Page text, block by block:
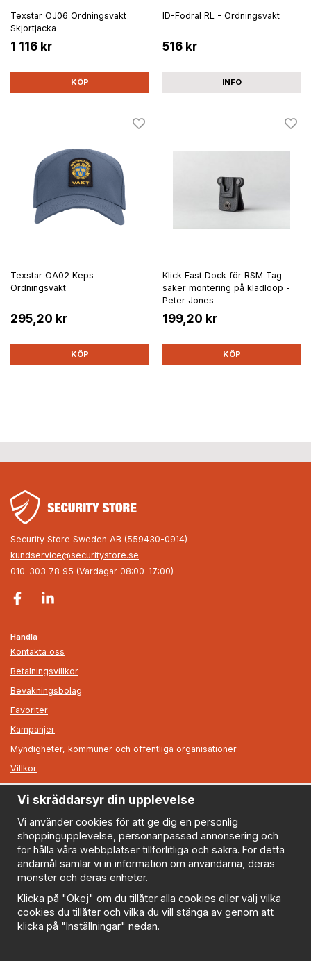
Texstar OJ06 Ordningsvakt
Skjortjacka
1 116 kr
KÖP
ID-Fodral RL - Ordningsvakt
516 kr
INFO
Texstar OA02 Keps
Ordningsvakt
295,20 kr
KÖP
Klick Fast Dock för RSM Tag –
säker montering på klädloop -
Peter Jones
199,20 kr
KÖP
Security Store Sweden AB (559430-0914)
kundservice@securitystore.se
010-303 78 95 (Vardagar 08:00-17:00)
Handla
Kontakta oss
Betalningsvillkor
Bevakningsbolag
Favoriter
Kampanjer
Myndigheter, kommuner och offentliga organisationer
Villkor
Information
Om oss
Nyheter
Nyhetsbrev
Logga in
Om cookies
Cookie inställningar
Policy
Vi skräddarsyr din upplevelse
Vi använder cookies för att ge dig en personlig
shoppingupplevelse, personanpassad annonsering och
för hålla våra webbplatser tillförlitliga och säkra. För detta
ändamål samlar vi in information om användarna, deras
mönster och deras enheter.
Klicka på "Okej" om du tillåter alla cookies eller välj vilka
cookies du tillåter och vilka du vill stänga av genom att
klicka på "Inställningar" nedan.